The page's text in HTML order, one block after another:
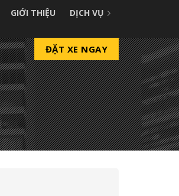
GIỚI THIỆU DỊCH VỤ
ĐẶT XE NGAY